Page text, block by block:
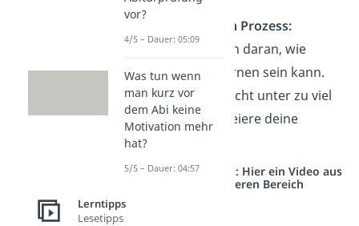
Genieße den Prozess:
Erinnere dich daran, wie
erfüllend Lernen sein kann.
Setze dich nicht unter zu viel
Druck und feiere deine
Studyflix vernetzt: Hier ein Video aus
einem anderen Bereich
vor?
4/5 – Dauer: 05:09
Was tun wenn
man kurz vor
dem Abi keine
Motivation mehr
hat?
5/5 – Dauer: 04:57
Lerntipps
Lesetipps